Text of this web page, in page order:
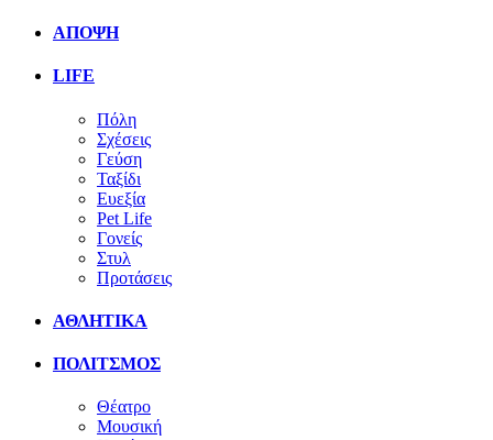
ΑΠΟΨΗ
LIFE
Πόλη
Σχέσεις
Γεύση
Ταξίδι
Ευεξία
Pet Life
Γονείς
Στυλ
Προτάσεις
ΑΘΛΗΤΙΚΑ
ΠΟΛΙΤΣΜΟΣ
Θέατρο
Μουσική